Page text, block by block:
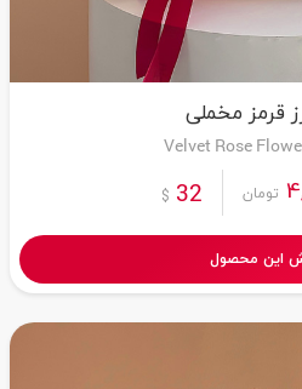
قرمز مخملی
Velvet Rose
تومان 32
$
این محصول